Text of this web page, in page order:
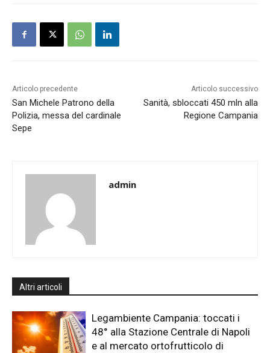
Articolo precedente
San Michele Patrono della
Polizia, messa del cardinale
Sepe
Articolo successivo
Sanità, sbloccati 450 mln alla
Regione Campania
admin
Altri articoli
Legambiente Campania: toccati i
48° alla Stazione Centrale di Napoli
e al mercato ortofrutticolo di